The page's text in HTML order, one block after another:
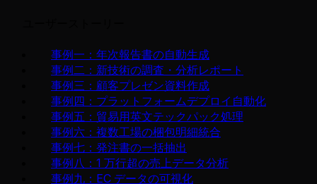
事例一：年次報告書の自動生成
事例二：新技術の調査・分析レポート
事例三：顧客プレゼン資料作成
事例四：プラットフォームデプロイ自動化
事例五：貿易用英文テックパック処理
事例六：複数工場の梱包明細統合
事例七：発注書の一括抽出
事例八：1 万行超の売上データ分析
事例九：EC データの可視化